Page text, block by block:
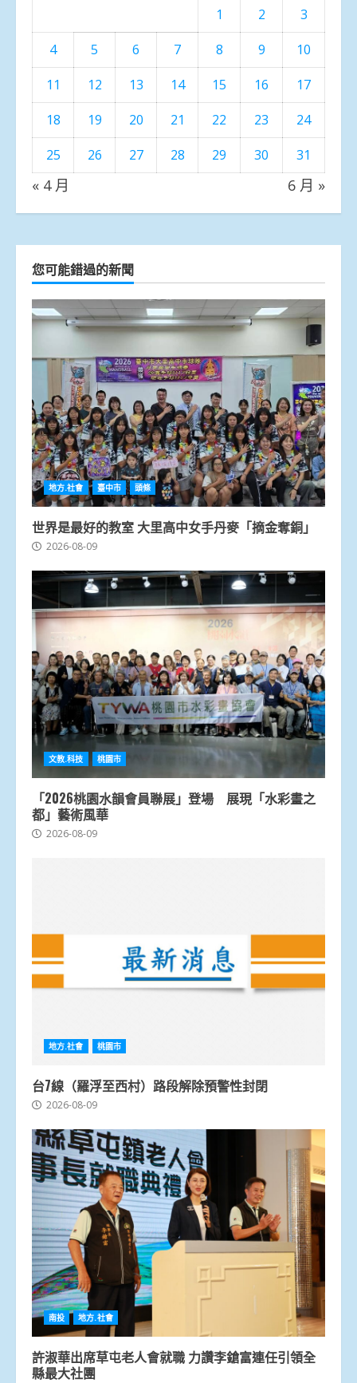
1 2
3
4
5 6 7 8 9
10
11
12 13 14 15 16
17
18
19 20 21 22 23
24
25
26 27 28 29 30 31
« 4 月 6 月 »
您可能錯過的新聞
地方.社會 臺中市 頭條
世界是最好的教室 大里高中女手丹麥「摘金奪銅」
2026-08-09
文教.科技 桃園市
「2026桃園水韻會員聯展」登場 展現「水彩畫之
都」藝術風華
2026-08-09
地方.社會 桃園市
台7線（羅浮至西村）路段解除預警性封閉
2026-08-09
南投 地方.社會
許淑華出席草屯老人會就職 力讚李鎗富連任引領全
縣最大社團